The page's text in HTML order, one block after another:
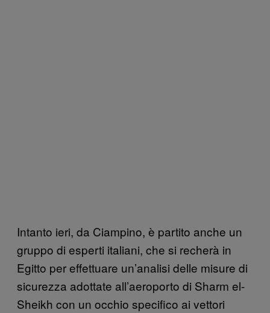
Intanto ieri, da Ciampino, è partito anche un
gruppo di esperti italiani, che si recherà in
Egitto per effettuare un’analisi delle misure di
sicurezza adottate all’aeroporto di Sharm el-
Sheikh con un occhio specifico ai vettori